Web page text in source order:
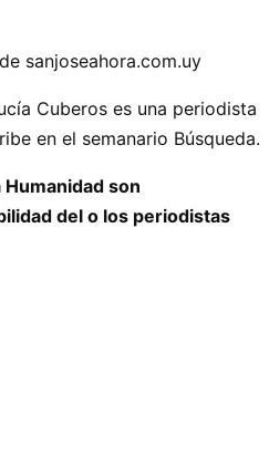
sanjoseahora.com.uy
Cuberos es una periodista
en el semanario Búsqueda.
son
del o los periodistas